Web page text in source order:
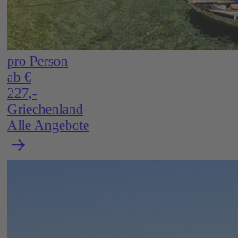
pro Person
ab €
227,-
Griechenland
Alle Angebote